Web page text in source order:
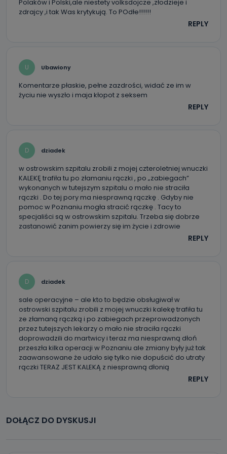
Polaków i Polski,ale niestety volksdojcze ,złodzieje i
zdrajcy ,i tak Was krytykują. To POdłe!!!!!!
REPLY
U Ubawiony
Komentarze płaskie, pełne zazdrości, widać ze im w
życiu nie wyszło i maja kłopot z seksem
REPLY
D dziadek
w ostrowskim szpitalu zrobili z mojej czteroletniej wnuczki
KALEKĘ trafiła tu po złamaniu rączki , po „zabiegach”
wykonanych w tutejszym szpitalu o mało nie straciła
rączki . Do tej pory ma niesprawną rączkę . Gdyby nie
pomoc w Poznaniu mogła stracić rączkę . Tacy to
specjaliści są w ostrowskim szpitalu. Trzeba się dobrze
zastanowić zanim powierzy się im życie i zdrowie
REPLY
D dziadek
sale operacyjne – ale kto to będzie obsługiwał w
ostrowski szpitalu zrobili z mojej wnuczki kalekę trafiła tu
ze złamaną rączką i po zabiegach przeprowadzonych
przez tutejszych lekarzy o mało nie straciła rączki
doprowadzili do martwicy i teraz ma niesprawną dłoń
przeszła kilka operacji w Poznaniu ale zmiany były już tak
zaawansowane że udało się tylko nie dopuścić do utraty
rączki TERAZ JEST KALEKĄ z niesprawną dłonią
REPLY
DOŁĄCZ DO DYSKUSJI